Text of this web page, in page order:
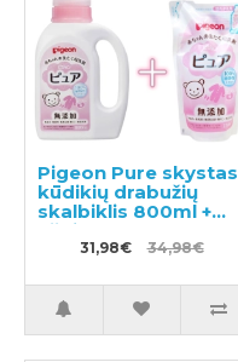
Pigeon Pure skystas
kūdikių drabužių
skalbiklis 800ml +
užpildas 720ml
31,98€ 34,98€